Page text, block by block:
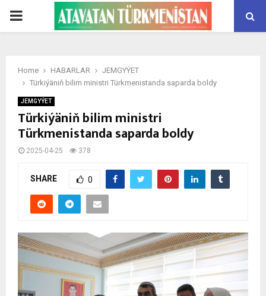
PRIMARY
Home HABARLAR
JEMGYÝET
Türkiýäniň bilim ministri Türkmenistanda saparda boldy
JEMGYÝET
Türkiýäniň bilim ministri
Türkmenistanda saparda boldy
2025-04-25 378
SHARE 0